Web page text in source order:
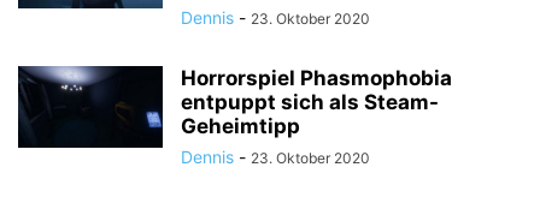
Dennis - 23. Oktober 2020
Horrorspiel Phasmophobia
entpuppt sich als Steam-
Geheimtipp
Dennis - 23. Oktober 2020